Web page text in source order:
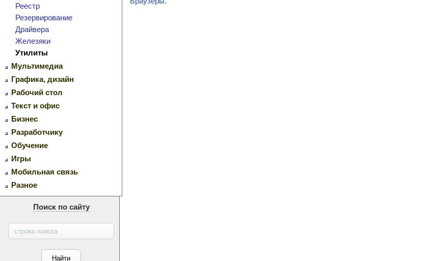
Реестр
Резервирование
Драйвера
Железяки
Утилиты
Мультимедиа
Графика, дизайн
Рабочий стол
Текст и офис
Бизнес
Разработчику
Обучение
Игры
Мобильная связь
Разное
Поиск по сайту